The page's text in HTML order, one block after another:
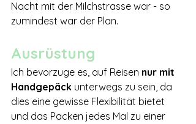
Nacht mit der Milchstrasse war - so
zumindest war der Plan.
Ausrüstung
Ich bevorzuge es, auf Reisen nur mit
Handgepäck unterwegs zu sein, da
dies eine gewisse Flexibilität bietet
und das Packen jedes Mal zu einer